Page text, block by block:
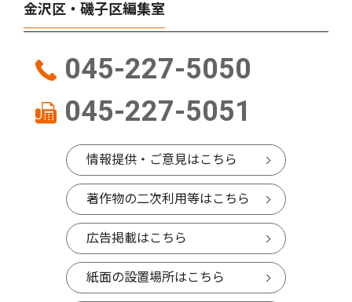
金沢区・磯子区編集室
045-227-5050
045-227-5051
情報提供・ご意見はこちら
著作物の二次利用等はこちら
広告掲載はこちら
紙面の設置場所はこちら